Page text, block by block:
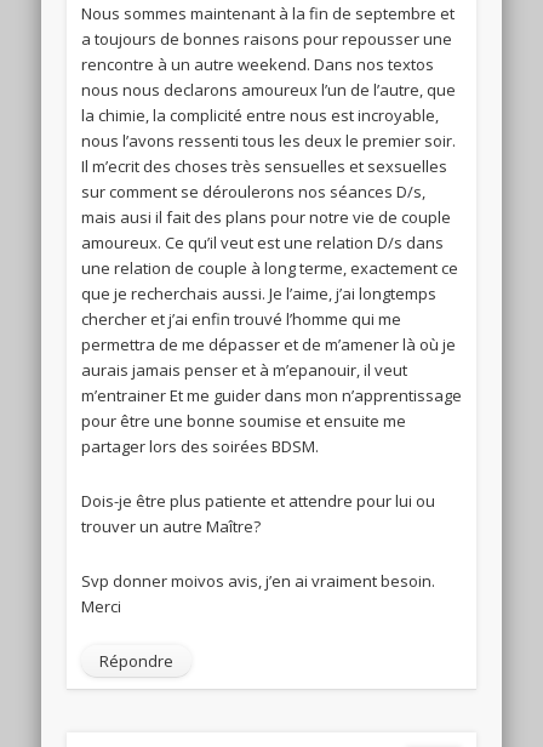
Nous sommes maintenant à la fin de septembre et
a toujours de bonnes raisons pour repousser une
rencontre à un autre weekend. Dans nos textos
nous nous declarons amoureux l’un de l’autre, que
la chimie, la complicité entre nous est incroyable,
nous l’avons ressenti tous les deux le premier soir.
Il m’ecrit des choses très sensuelles et sexsuelles
sur comment se déroulerons nos séances D/s,
mais ausi il fait des plans pour notre vie de couple
amoureux. Ce qu’il veut est une relation D/s dans
une relation de couple à long terme, exactement ce
que je recherchais aussi. Je l’aime, j’ai longtemps
chercher et j’ai enfin trouvé l’homme qui me
permettra de me dépasser et de m’amener là où je
aurais jamais penser et à m’epanouir, il veut
m’entrainer Et me guider dans mon n’apprentissage
pour être une bonne soumise et ensuite me
partager lors des soirées BDSM.
Dois-je être plus patiente et attendre pour lui ou
trouver un autre Maître?
Svp donner moivos avis, j’en ai vraiment besoin.
Merci
Répondre